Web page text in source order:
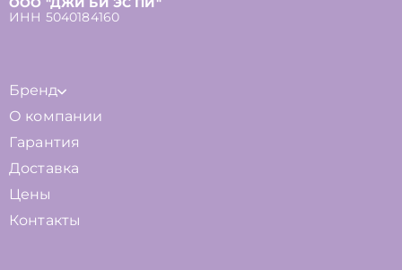
ИНН 5040184160
Бренд
О компании
Гарантия
Доставка
Цены
Контакты